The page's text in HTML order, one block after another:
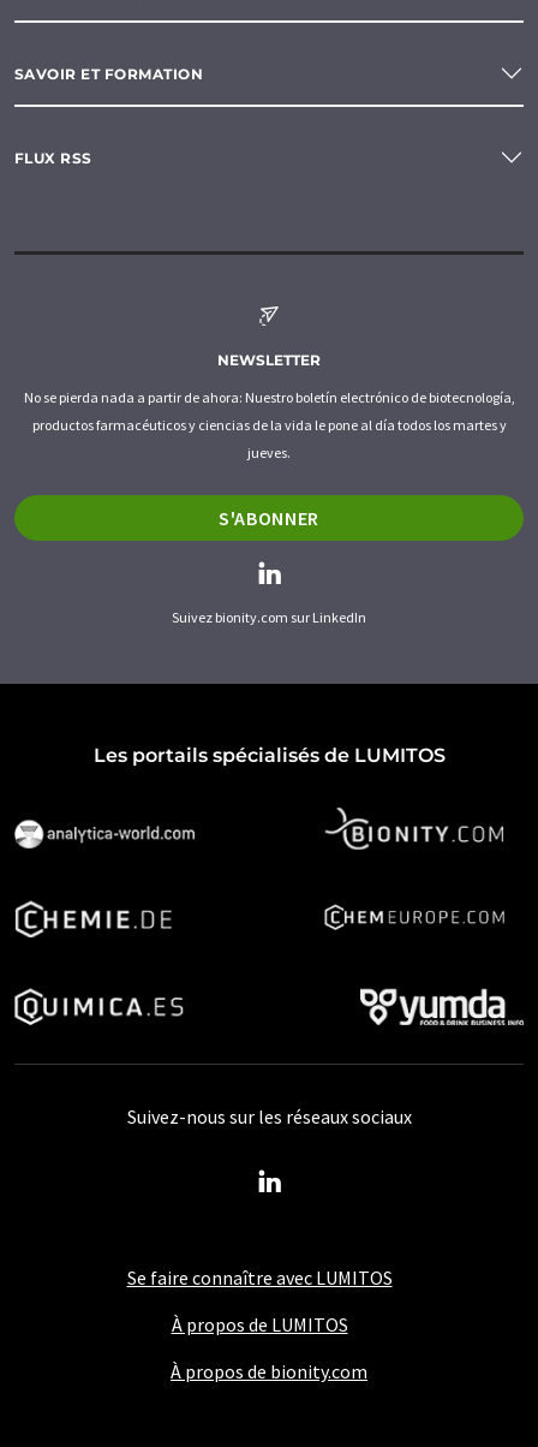
SAVOIR ET FORMATION
FLUX RSS
NEWSLETTER
No se pierda nada a partir de ahora: Nuestro boletín electrónico de biotecnología,
productos farmacéuticos y ciencias de la vida le pone al día todos los martes y
jueves.
S'ABONNER
Suivez bionity.com sur LinkedIn
Les portails spécialisés de LUMITOS
Se faire connaître avec LUMITOS
À propos de LUMITOS
À propos de bionity.com
Suivez-nous sur les réseaux sociaux